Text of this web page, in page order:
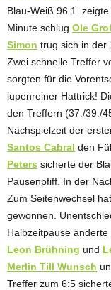
Blau-Weiß 96 1.
Minute schlug Ole
Simon trug sich in der
Zwei schnelle Treffer
sorgten für die
lupenreiner Hattrick!
den Treffern (37./39./
Nachspielzeit der
Santos Cabral den
Peters sicherte der
Pausenpfiff. In der
Zum Seitenwechsel
gewonnen.
Halbzeitpause
Leon Brühning und
Merlin Till Wunsch
Treffer zum 6:5